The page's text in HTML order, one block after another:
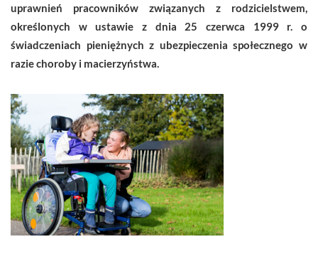
uprawnień pracowników związanych z rodzicielstwem,
określonych w ustawie z dnia 25 czerwca 1999 r. o
świadczeniach pieniężnych z ubezpieczenia społecznego w
razie choroby i macierzyństwa.